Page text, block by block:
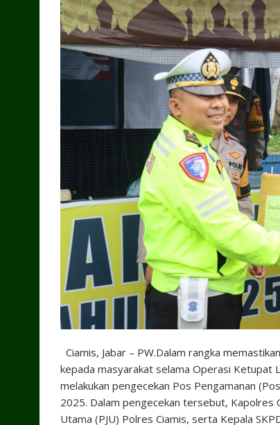
Ciamis, Jabar – PW.Dalam rangka
kepada masyarakat selama Operasi Ketupat
melakukan pengecekan Pos Pengamanan
2025. Dalam pengecekan tersebut, Kapolres
Utama (PJU) Polres Ciamis, serta Kepala